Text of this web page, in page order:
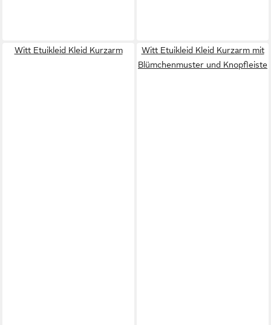
Witt Etuikleid Kleid Kurzarm
Witt Etuikleid Kleid Kurzarm mit
Blümchenmuster und Knopfleiste